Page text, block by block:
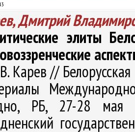
Дмитрий
элиты
Карев //
РБ, 27-28 мая